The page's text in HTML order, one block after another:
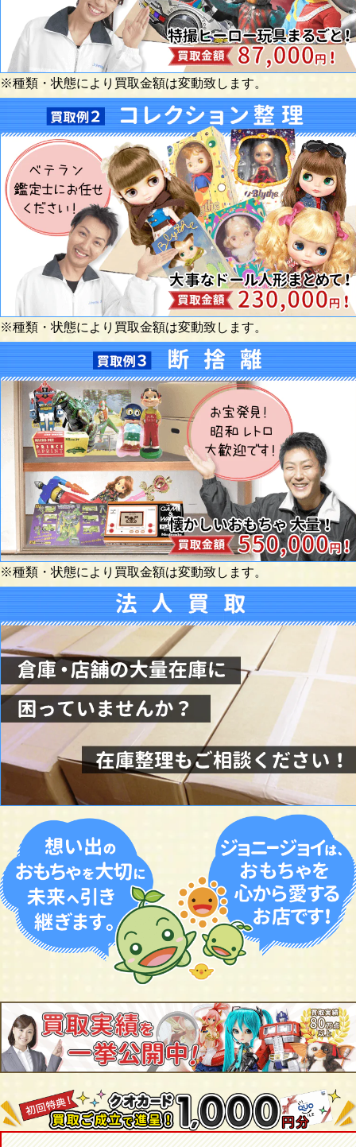
※種類・状態により買取金額は変動致します。
※種類・状態により買取金額は変動致します。
※種類・状態により買取金額は変動致します。